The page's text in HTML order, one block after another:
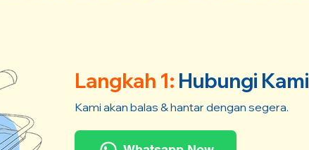
Langkah 1: Hubungi Kami
Kami akan balas & hantar dengan segera.